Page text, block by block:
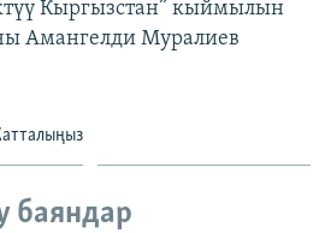
Кыргызстан” кыймылын
Амангелди Муралиев
баяндар